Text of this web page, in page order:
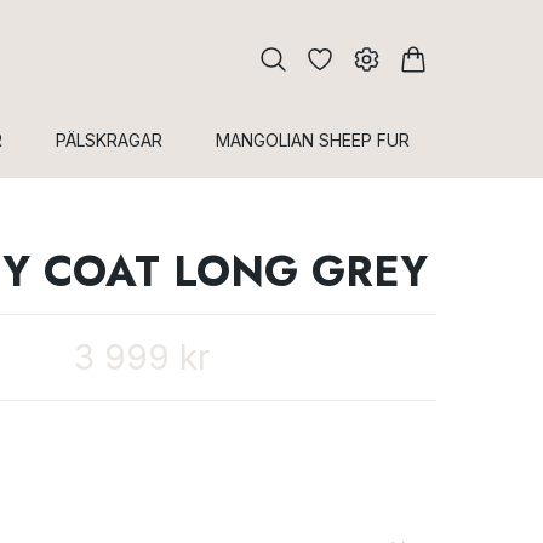
PÄLSKRAGAR MANGOLIAN SHEEP FUR
COAT LONG GREY
3 999 kr